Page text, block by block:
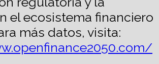
el ecosistema financiero
más datos, visita: